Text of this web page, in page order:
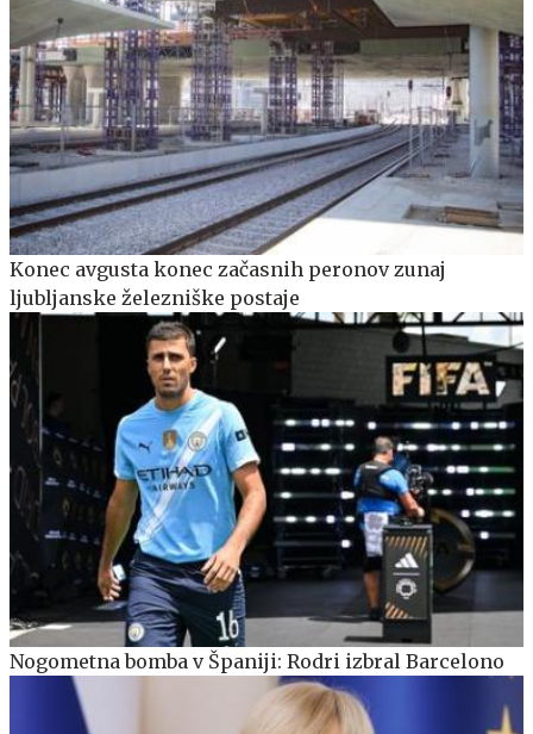
Konec avgusta konec začasnih peronov zunaj
ljubljanske železniške postaje
Nogometna bomba v Španiji: Rodri izbral Barcelono